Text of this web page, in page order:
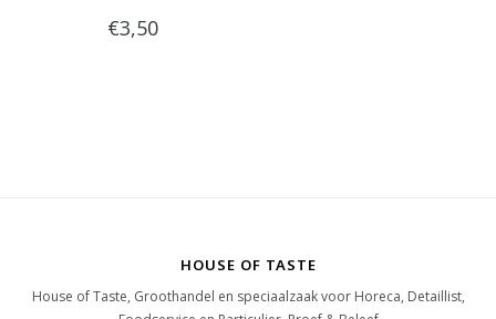
€3,50
HOUSE OF TASTE
House of Taste, Groothandel en speciaalzaak voor Horeca, Detaillist,